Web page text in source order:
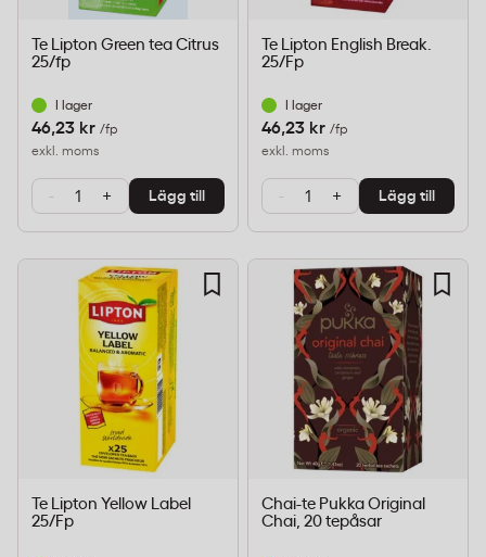
Te Lipton Green tea Citrus
25/fp
I lager
46,23 kr /fp
exkl. moms
- + Lägg till
Te Lipton English Break.
25/Fp
I lager
46,23 kr /fp
exkl. moms
- + Lägg till
Te Lipton Yellow Label
25/Fp
Chai-te Pukka Original
Chai, 20 tepåsar